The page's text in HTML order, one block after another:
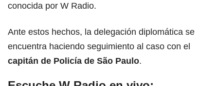
conocida por W Radio.
Ante estos hechos, la delegación diplomática se
encuentra haciendo seguimiento al caso con el
capitán de Policía de São Paulo.